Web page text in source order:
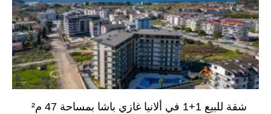
شقة للبيع 1+1 في ألانيا غازي باشا بمساحة 47 م²